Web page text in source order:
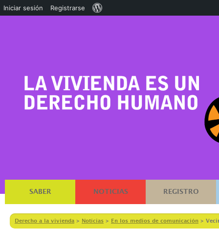
SABER NOTICIAS REGISTRO
Derecho a la vivienda > Notícias > En los medios de comunicación >
Iniciar sesión Registrarse